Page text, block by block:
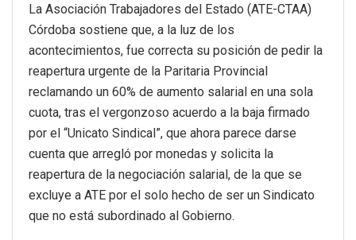
La Asociación Trabajadores del Estado (ATE-CTAA)
Córdoba sostiene que, a la luz de los
acontecimientos, fue correcta su posición de pedir la
reapertura urgente de la Paritaria Provincial
reclamando un 60% de aumento salarial en una sola
cuota, tras el vergonzoso acuerdo a la baja firmado
por el “Unicato Sindical”, que ahora parece darse
cuenta que arregló por monedas y solicita la
reapertura de la negociación salarial, de la que se
excluye a ATE por el solo hecho de ser un Sindicato
que no está subordinado al Gobierno.